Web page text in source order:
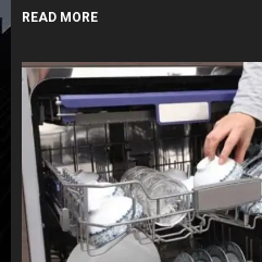
READ MORE